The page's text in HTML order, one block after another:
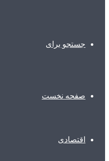
جستجو برای
صفحه نخست
اقتصادی